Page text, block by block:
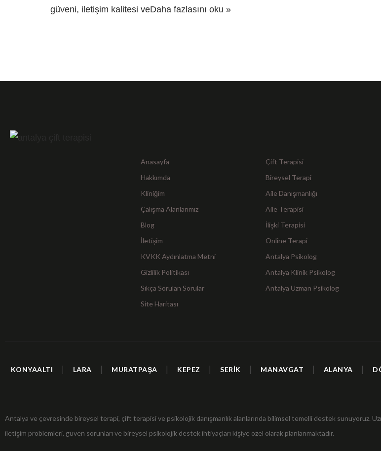
güveni, iletişim kalitesi veDaha fazlasını oku »
Anasayfa
Hakkımda
Kliniğim
Çalışma Alanlarımız
Blog
İletişim
KVKK Aydınlatma Metni
Gizlilik Politikası
Sıkça Sorulan Sorular
Site Haritası
Çift Terapisi
Bireysel Terapi
Aile Danışmanlığı
Aile Terapisi
İlişki Terapisi
Online Terapi
Antalya Psikolog
Antalya Klinik Psikolog
Antalya Uzman Psikolog
KONYAALTI LARA MURATPAŞA KEPEZ SERİK MANAVGAT ALANYA
Antalya ve çevresinde bireysel terapi, çift terapisi ve psikolojik danışmanlık alanlarında bilimsel temelli destek sunuyoruz.
iletişim problemleri, güven sorunları ve bireysel psikolojik destek ihtiyaçları kişiye özel olarak planlanmaktadır.